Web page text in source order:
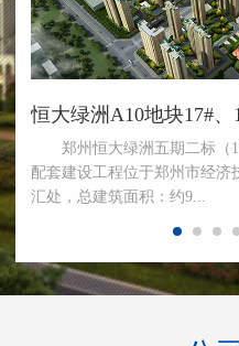
郑州恒大绿洲五期二标（
配套建设工程位于郑州市经济
汇处，总建筑面积：约9...